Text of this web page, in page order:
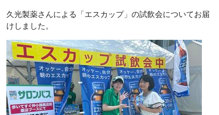
久光製薬さんによる「エスカップ」の試飲会についてお届
けしました。